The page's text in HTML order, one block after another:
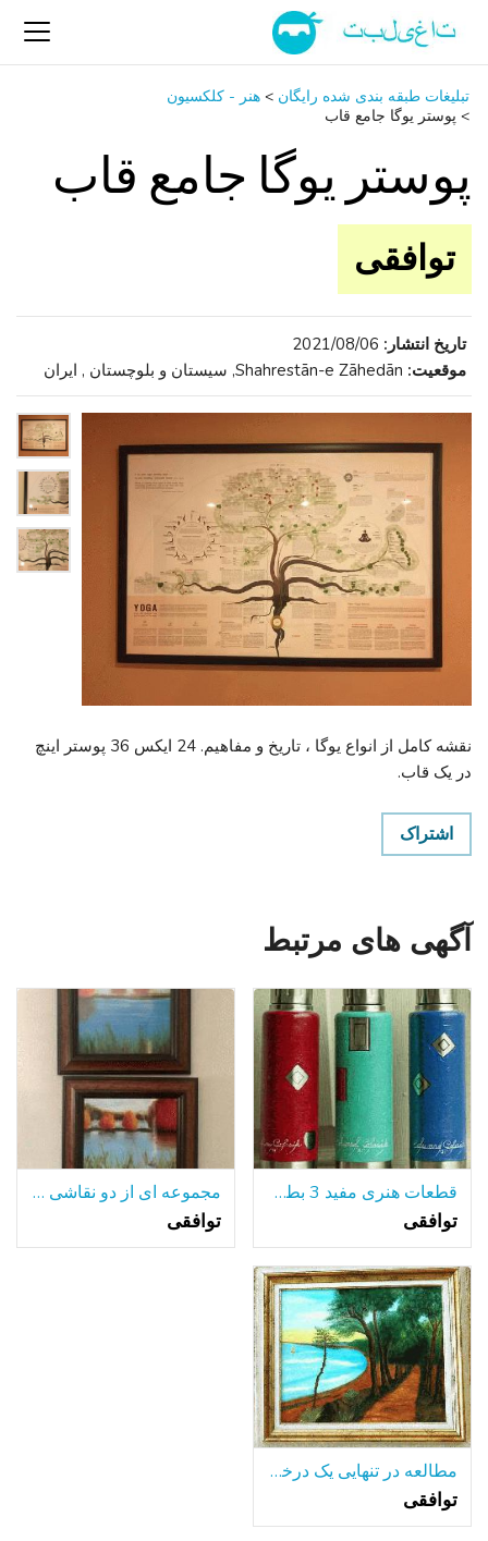
تبلیغات طبقه بندی شده رایگان > هنر - کلکسیون
> پوستر یوگا جامع قاب
پوستر یوگا جامع قاب
توافقی
تاریخ انتشار: 2021/08/06
موقعیت: Shahrestān-e Zāhedān, سیستان و بلوچستان , ایران
نقشه کامل از انواع یوگا ، تاریخ و مفاهیم. 24 ایکس 36 پوستر اینچ
در یک قاب.
اشتراک
آگهی های مرتبط
قطعات هنری مفید 3 بطری های آلومینیومی جلا
توافقی
مجموعه ای از دو نقاشی رنگ و روغن قاب
توافقی
مطالعه در تنهایی یک درخت تنها-در میان بسیاری از دریاچه.
توافقی